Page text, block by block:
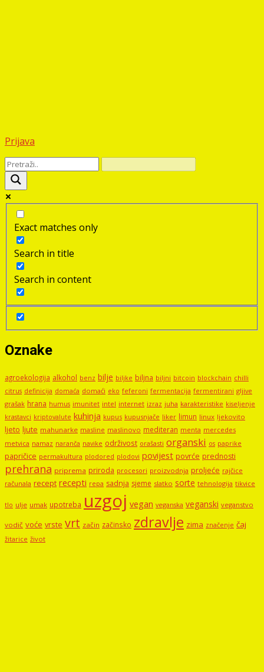
Prijava
Exact matches only
Search in title
Search in content
Oznake
agroekologija alkohol benz bilje biljke biljna biljni bitcoin blockchain chilli
citrus definicija domaća domaći eko feferoni fermentacija fermentirani gljive
grašak hrana humus imunitet intel internet izraz juha karakteristike kiseljenje
krastavci kriptovalute kuhinja kupus kupusnjače liker limun linux ljekovito
ljeto ljute mahunarke masline maslinovo mediteran menta mercedes
metvica namaz naranča navike održivost orašasti organski os paprike
papričice permakultura plodored plodovi povijest povrće prednosti
prehrana priprema priroda procesori proizvodnja proljeće rajčice
računala recept recepti repa sadnja sjeme slatko sorte tehnologija tikvice
tlo ulje umak upotreba uzgoj vegan veganska veganski veganstvo
vodič voće vrste vrt začin začinsko zdravlje zima značenje čaj
žitarice život